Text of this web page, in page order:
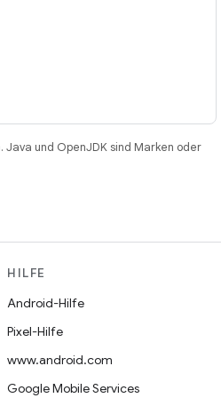
Java und OpenJDK sind Marken oder
HILFE
Android-Hilfe
Pixel-Hilfe
www.android.com
Google Mobile Services